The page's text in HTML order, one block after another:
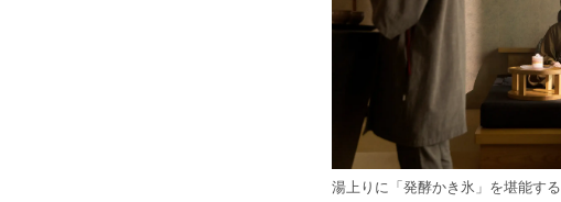
湯上りに「発酵かき氷」を堪能する